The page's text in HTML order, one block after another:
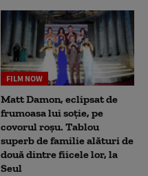
FILM NOW
Matt Damon, eclipsat de
frumoasa lui soție, pe
covorul roșu. Tablou
superb de familie alături de
două dintre fiicele lor, la
Seul